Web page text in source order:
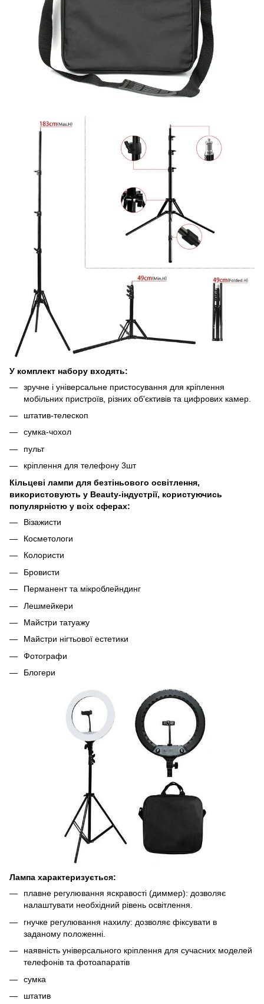
У комплект набору входять:
зручне і універсальне пристосування для кріплення
мобільних пристроїв, різних об'єктивів та цифрових камер.
штатив-телескоп
сумка-чохол
пульт
кріплення для телефону 3шт
Кільцеві лампи для безтіньового освітлення,
використовують у Beauty-індустрії, користуючись
популярністю у всіх сферах:
Візажисти
Косметологи
Колористи
Бровисти
Перманент та мікроблейндинг
Лешмейкери
Майстри татуажу
Майстри нігтьової естетики
Фотографи
Блогери
Лампа характеризується:
плавне регулювання яскравості (диммер): дозволяє
налаштувати необхідний рівень освітлення.
гнучке регулювання нахилу: дозволяє фіксувати в
заданому положенні.
наявність універсального кріплення для сучасних моделей
телефонів та фотоапаратів
сумка
штатив